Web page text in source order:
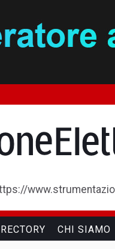
CHI SIAMO